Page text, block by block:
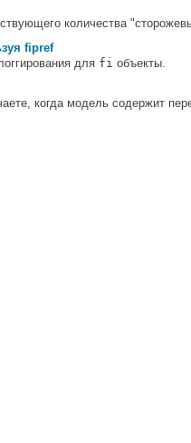
количества
fipref
для fi объекты.
когда модель содержит